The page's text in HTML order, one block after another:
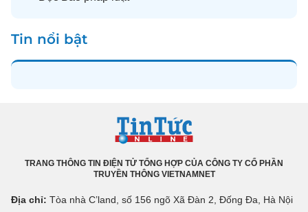
Tin nổi bật
TRANG THÔNG TIN ĐIỆN TỬ TỔNG HỢP CỦA CÔNG TY CỔ PHẦN
TRUYỀN THÔNG VIETNAMNET
Địa chỉ: Tòa nhà C’land, số 156 ngõ Xã Đàn 2, Đống Đa, Hà Nội